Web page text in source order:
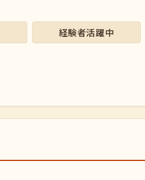
経験者活躍中